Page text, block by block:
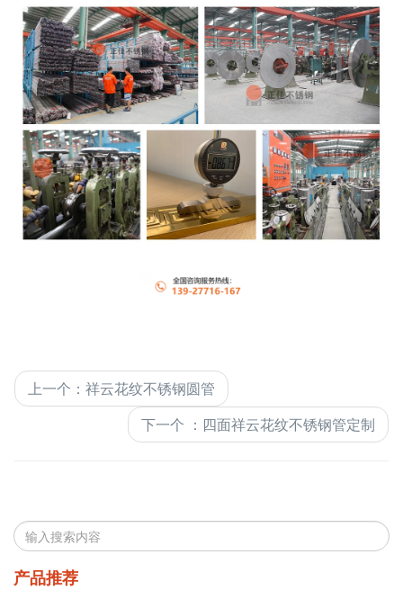
上一个 ： 祥云花纹不锈钢圆管
下一个 ： 四面祥云花纹不锈钢管定制
产品推荐